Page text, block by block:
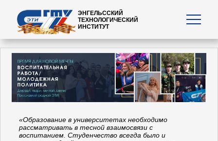
ЭНГЕЛЬССКИЙ
ТЕХНОЛОГИЧЕСКИЙ
ИНСТИТУТ
«Образование в университетах необходимо
рассматривать в тесной взаимосвязи с
воспитанием. Студенчество всегда было и